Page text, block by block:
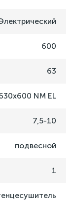
600
63
NM EL
7,5-10
подвесной
1